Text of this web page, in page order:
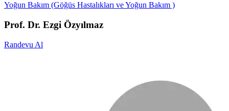
Yoğun Bakım (Göğüs Hastalıkları ve Yoğun Bakım )
Prof. Dr. Ezgi Özyılmaz
Randevu Al